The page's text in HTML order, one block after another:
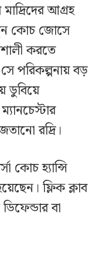
আগ্রহ
কোচ জোসে
করতে
পরিকল্পনায় বড়
ডুবিয়ে
রদ্রি।
কোচ হ্যান্সি
ফ্লিক ক্লাব
বা